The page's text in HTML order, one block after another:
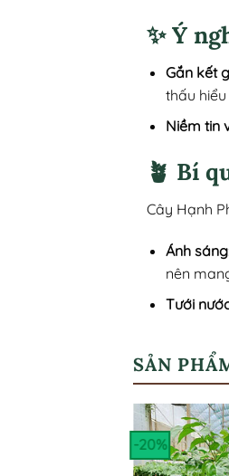
✨ Ý
Gắn kết
thấu hiểu
Niềm tin
🪴 Bí
Cây Hạnh
Ánh sáng
nên
Tưới
SẢN
-20%